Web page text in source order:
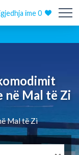
ime0
në Mal të Zi
Mal të Zi